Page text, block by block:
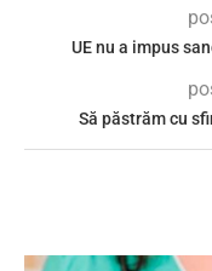
UE nu a impus
Să păstrăm cu